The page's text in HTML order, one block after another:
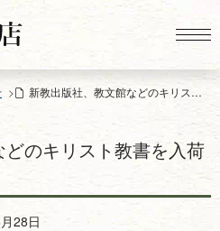
新教出版社、教文館などのキリスト教書を入荷しました
のキリスト教書を入荷
28日